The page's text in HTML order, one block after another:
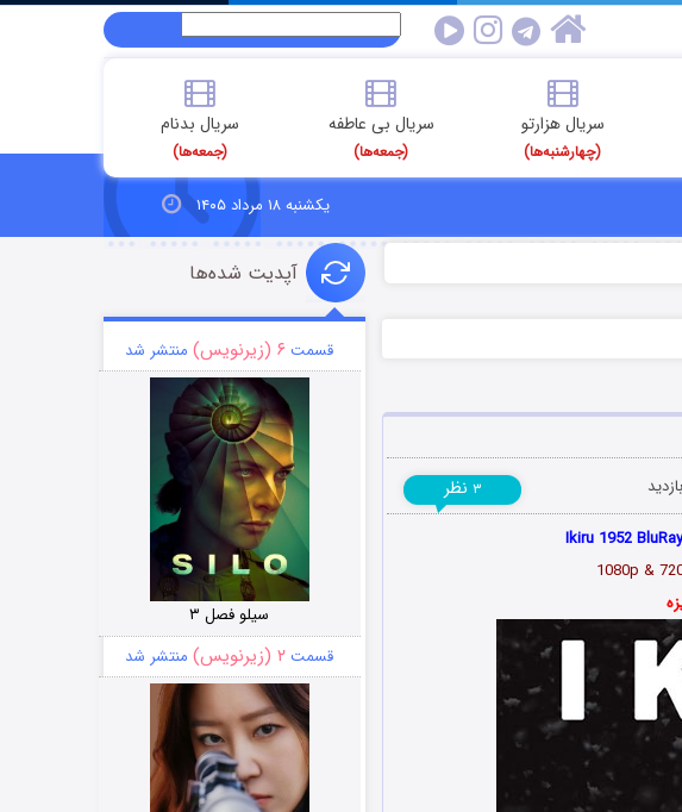
سریال هزارتو
(چهارشنبه‌ها)
سریال بی عاطفه
(جمعه‌ها)
سریال بدنام
(جمعه‌ها)
یکشنبه ۱۸ مرداد ۱۴۰۵
۳ نظر
آپدیت شده‌ها
قسمت ۶ (زیرنویس) منتشر شد
سیلو فصل ۳
قسمت ۲ (زیرنویس) منتشر شد